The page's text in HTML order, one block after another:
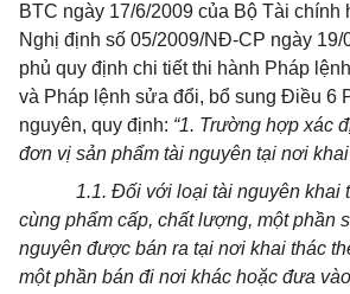
BTC ngày 17/6/2009 của Bộ Tài
Nghị định số 05/2009/NĐ-CP ngày 19/
phủ quy định chi tiết thi hành Pháp
và Pháp lệnh sửa đổi, bổ sung Điều 6
nguyên, quy định: “1. Trường hợp xác
đơn vị sản phẩm tài nguyên tại nơi
1.1. Đối với loại tài nguyên khai
cùng phẩm cấp, chất lượng, một phần
nguyên được bán ra tại nơi khai thác
một phần bán đi nơi khác hoặc đưa